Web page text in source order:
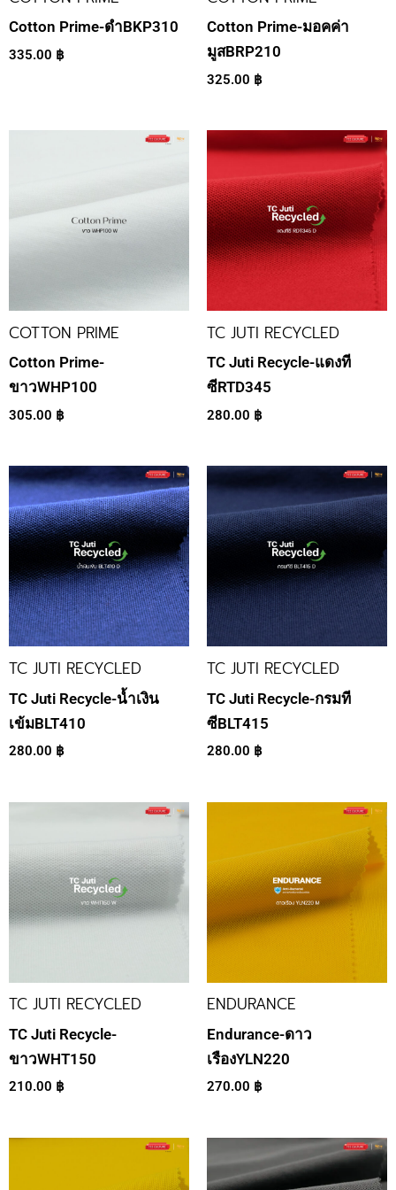
Cotton Prime-ดำBKP310
335.00 ฿
Cotton Prime-มอคค่า
มูสBRP210
325.00 ฿
COTTON PRIME
Cotton Prime-
ขาวWHP100
305.00 ฿
TC JUTI RECYCLED
TC Juti Recycle-แดงที
ซีRTD345
280.00 ฿
TC JUTI RECYCLED
TC Juti Recycle-น้ำเงิน
เข้มBLT410
280.00 ฿
TC JUTI RECYCLED
TC Juti Recycle-กรมที
ซีBLT415
280.00 ฿
TC JUTI RECYCLED
TC Juti Recycle-
ขาวWHT150
210.00 ฿
ENDURANCE
Endurance-ดาว
เรืองYLN220
270.00 ฿